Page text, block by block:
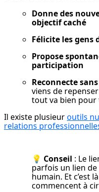
Donne des
objectif caché
Félicite les gens
Propose
participation
Reconnecte
viens de
tout va bien pour
Il existe plusieur outils
relations
💡 Conseil : Le
parfois un lien
humain. Et c’est
commencent à